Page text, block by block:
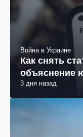
Война в Украине
Как снять
объяснение
3 дня назад